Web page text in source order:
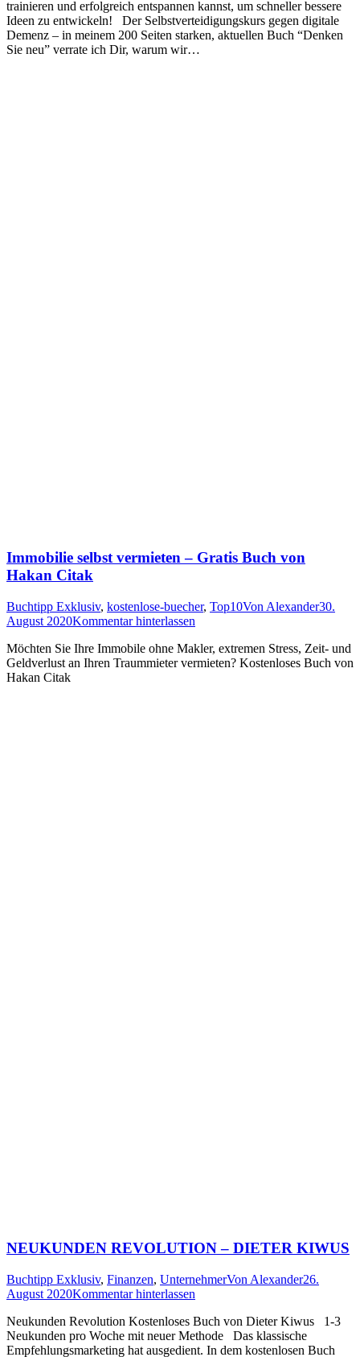
trainieren und erfolgreich entspannen kannst, um schneller bessere
Ideen zu entwickeln! Der Selbstverteidigungskurs gegen digitale
Demenz – in meinem 200 Seiten starken, aktuellen Buch “Denken
Sie neu” verrate ich Dir, warum wir…
Immobilie selbst vermieten – Gratis Buch von
Hakan Citak
Buchtipp Exklusiv, kostenlose-buecher, Top10Von Alexander30.
August 2020Kommentar hinterlassen
Möchten Sie Ihre Immobile ohne Makler, extremen Stress, Zeit- und
Geldverlust an Ihren Traummieter vermieten? Kostenloses Buch von
Hakan Citak
NEUKUNDEN REVOLUTION – DIETER KIWUS
Buchtipp Exklusiv, Finanzen, UnternehmerVon Alexander26.
August 2020Kommentar hinterlassen
Neukunden Revolution Kostenloses Buch von Dieter Kiwus 1-3
Neukunden pro Woche mit neuer Methode Das klassische
Empfehlungsmarketing hat ausgedient. In dem kostenlosen Buch